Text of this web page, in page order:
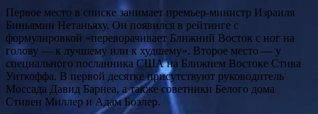
Первое место в списке занимает премьер-министр Израиля
Биньямин Нетаньяху. Он появился в рейтинге с
формулировкой «переворачивает Ближний Восток с ног на
голову — к лучшему или к худшему». Второе место — у
специального посланника США на Ближнем Востоке Стива
Уиткоффа. В первой десятке присутствуют руководитель
Моссада Давид Барнеа, а также советники Белого дома
Стивен Миллер и Адам Боэлер.